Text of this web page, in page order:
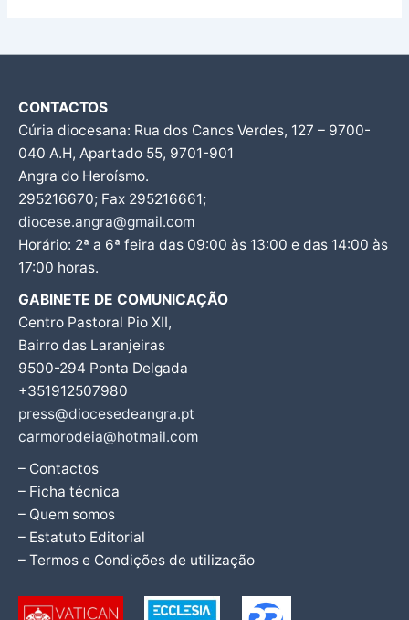
CONTACTOS
Cúria diocesana: Rua dos Canos Verdes, 127 – 9700-
040 A.H, Apartado 55, 9701-901
Angra do Heroísmo.
295216670; Fax 295216661;
diocese.angra@gmail.com
Horário: 2ª a 6ª feira das 09:00 às 13:00 e das 14:00 às
17:00 horas.
GABINETE DE COMUNICAÇÃO
Centro Pastoral Pio XII,
Bairro das Laranjeiras
9500-294 Ponta Delgada
+351912507980
press@diocesedeangra.pt
carmorodeia@hotmail.com
– Contactos
– Ficha técnica
– Quem somos
– Estatuto Editorial
– Termos e Condições de utilização